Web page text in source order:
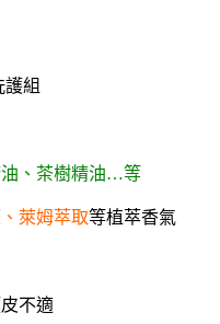
、茶樹精油…等
萊姆萃取等植萃香氣
不適